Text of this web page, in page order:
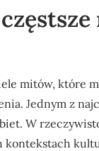
mitów, które
Jednym z
W
kontekstach